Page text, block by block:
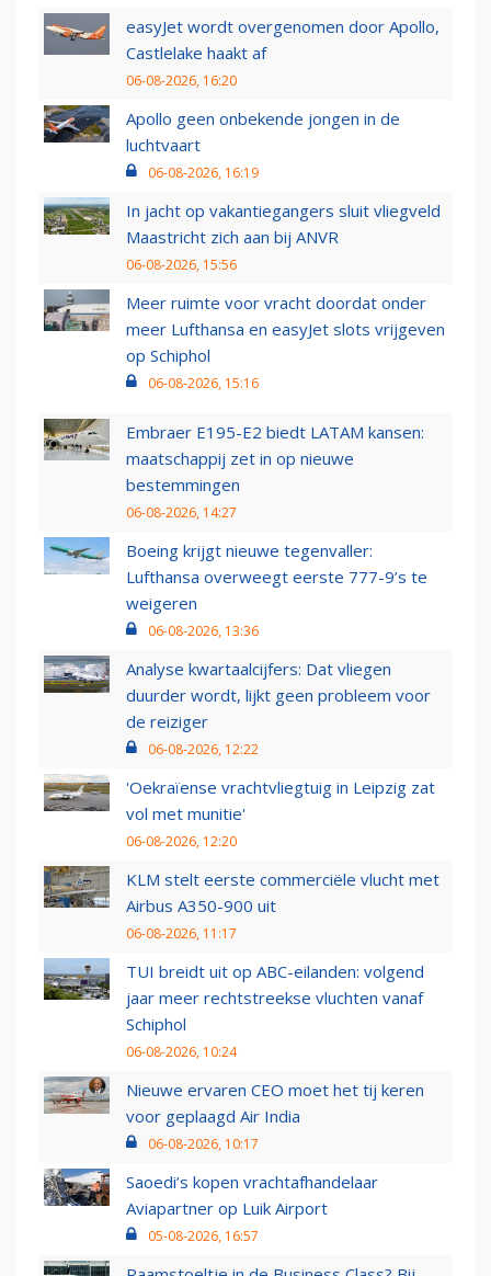
easyJet wordt overgenomen door Apollo,
Castlelake haakt af
06-08-2026, 16:20
Apollo geen onbekende jongen in de
luchtvaart
06-08-2026, 16:19
In jacht op vakantiegangers sluit vliegveld
Maastricht zich aan bij ANVR
06-08-2026, 15:56
Meer ruimte voor vracht doordat onder
meer Lufthansa en easyJet slots vrijgeven
op Schiphol
06-08-2026, 15:16
Embraer E195-E2 biedt LATAM kansen:
maatschappij zet in op nieuwe
bestemmingen
06-08-2026, 14:27
Boeing krijgt nieuwe tegenvaller:
Lufthansa overweegt eerste 777-9’s te
weigeren
06-08-2026, 13:36
Analyse kwartaalcijfers: Dat vliegen
duurder wordt, lijkt geen probleem voor
de reiziger
06-08-2026, 12:22
'Oekraïense vrachtvliegtuig in Leipzig zat
vol met munitie'
06-08-2026, 12:20
KLM stelt eerste commerciële vlucht met
Airbus A350-900 uit
06-08-2026, 11:17
TUI breidt uit op ABC-eilanden: volgend
jaar meer rechtstreekse vluchten vanaf
Schiphol
06-08-2026, 10:24
Nieuwe ervaren CEO moet het tij keren
voor geplaagd Air India
06-08-2026, 10:17
Saoedi’s kopen vrachtafhandelaar
Aviapartner op Luik Airport
05-08-2026, 16:57